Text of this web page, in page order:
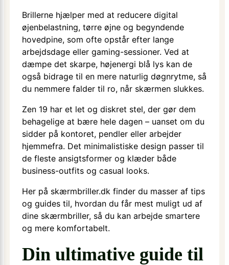
Brillerne hjælper med at reducere digital
øjenbelastning, tørre øjne og begyndende
hovedpine, som ofte opstår efter lange
arbejdsdage eller gaming-sessioner. Ved at
dæmpe det skarpe, højenergi blå lys kan de
også bidrage til en mere naturlig døgnrytme, så
du nemmere falder til ro, når skærmen slukkes.
Zen 19 har et let og diskret stel, der gør dem
behagelige at bære hele dagen – uanset om du
sidder på kontoret, pendler eller arbejder
hjemmefra. Det minimalistiske design passer til
de fleste ansigtsformer og klæder både
business-outfits og casual looks.
Her på skærmbriller.dk finder du masser af tips
og guides til, hvordan du får mest muligt ud af
dine skærmbriller, så du kan arbejde smartere
og mere komfortabelt.
Din ultimative guide til